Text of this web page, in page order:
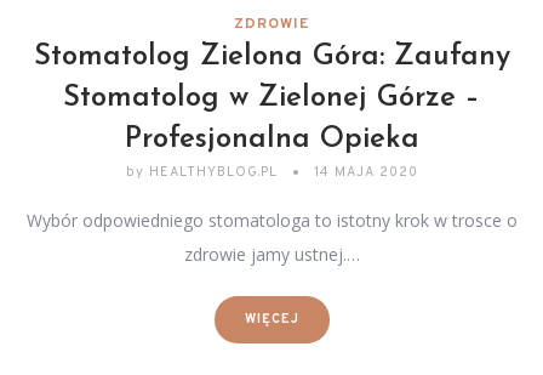
ZDROWIE
Stomatolog Zielona Góra: Zaufany
Stomatolog w Zielonej Górze –
Profesjonalna Opieka
by HEALTHYBLOG.PL 14 MAJA 2020
Wybór odpowiedniego stomatologa to istotny krok w trosce o
zdrowie jamy ustnej.…
WIĘCEJ